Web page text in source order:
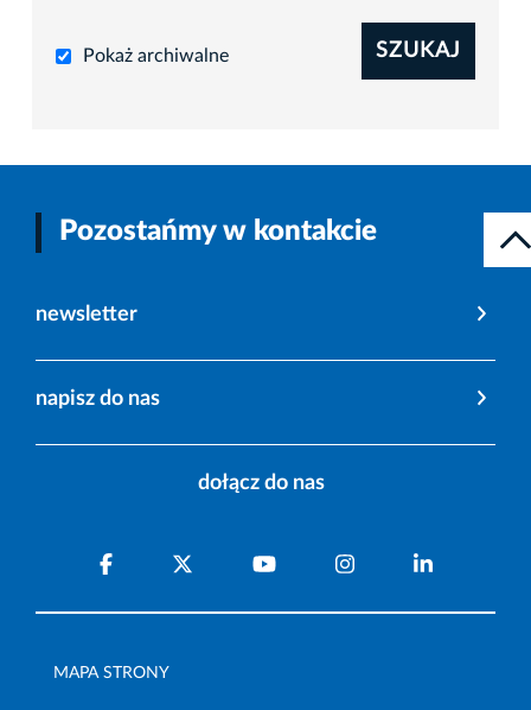
Pokaż archiwalne SZUKAJ
Pozostańmy w kontakcie
newsletter
napisz do nas
dołącz do nas
MAPA STRONY